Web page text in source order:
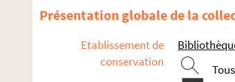
Présentation globale de la
Etablissement de
conservation
Un gentilhomme : comédie en 1
Georgette Lemeunier. 1898
La gloire du sabre : drame en 1